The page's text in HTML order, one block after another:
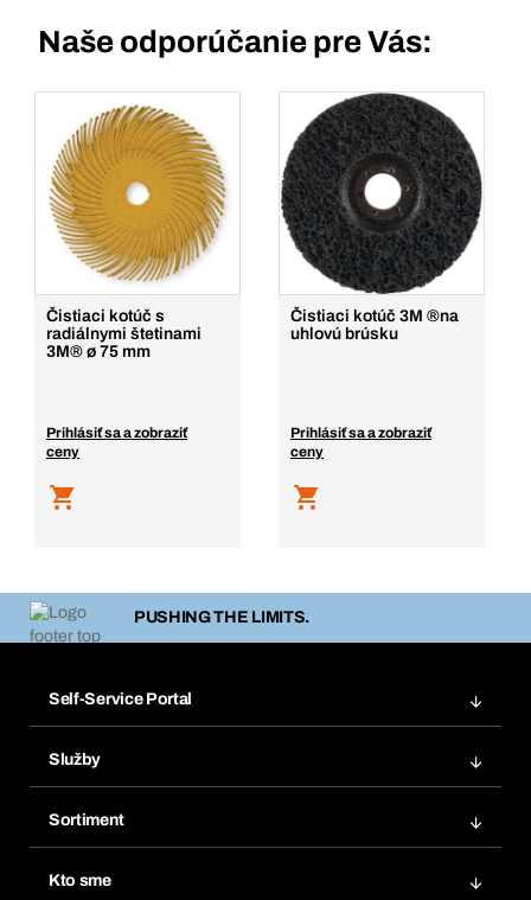
Naše odporúčanie pre Vás:
Čistiaci kotúč s
radiálnymi štetinami
3M® ø 75 mm
Prihlásiť sa a zobraziť
ceny
Čistiaci kotúč 3M ®na
uhlovú brúsku
Prihlásiť sa a zobraziť
ceny
PUSHING THE LIMITS.
Self-Service Portal
Obľúbené
Opakované objednávky
Predplatné
Služby
Chemická databáza
Sortiment
Kto sme